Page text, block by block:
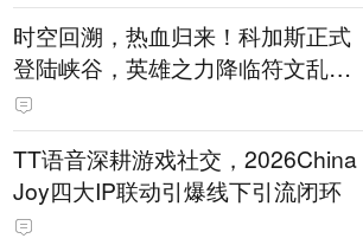
时空回溯，热血归来！科加斯正式
登陆峡谷，英雄之力降临符文乱
斗！
TT语音深耕游戏社交，2026China
Joy四大IP联动引爆线下引流闭环